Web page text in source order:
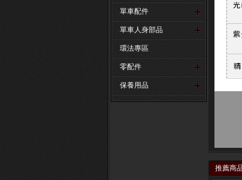
單車配件
單車人身部品
環法專區
零配件
保養用品
推薦商